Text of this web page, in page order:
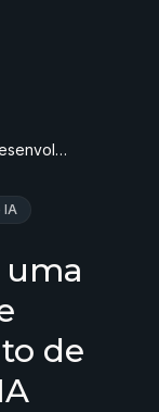
Como escolher uma empresa de desenvolvimento de agentes de IA
IA
uma
de